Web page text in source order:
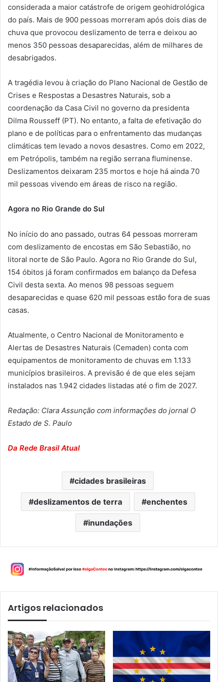
considerada a maior catástrofe de origem geohidrológica
do país. Mais de 900 pessoas morreram após dois dias de
chuva que provocou deslizamento de terra e deixou ao
menos 350 pessoas desaparecidas, além de milhares de
desabrigados.
A tragédia levou à criação do Plano Nacional de Gestão de
Crises e Respostas a Desastres Naturais, sob a
coordenação da Casa Civil no governo da presidenta
Dilma Rousseff (PT). No entanto, a falta de efetivação do
plano e de políticas para o enfrentamento das mudanças
climáticas tem levado a novos desastres. Como em 2022,
em Petrópolis, também na região serrana fluminense.
Deslizamentos deixaram 235 mortos e hoje há ainda 70
mil pessoas vivendo em áreas de risco na região.
Agora no Rio Grande do Sul
No início do ano passado, outras 64 pessoas morreram
com deslizamento de encostas em São Sebastião, no
litoral norte de São Paulo. Agora no Rio Grande do Sul,
154 óbitos já foram confirmados em balanço da Defesa
Civil desta sexta. Ao menos 98 pessoas seguem
desaparecidas e quase 620 mil pessoas estão fora de suas
casas.
Atualmente, o Centro Nacional de Monitoramento e
Alertas de Desastres Naturais (Cemaden) conta com
equipamentos de monitoramento de chuvas em 1.133
municípios brasileiros. A previsão é de que eles sejam
instalados nas 1.942 cidades listadas até o fim de 2027.
Redação: Clara Assunção com informações do jornal O
Estado de S. Paulo
Da Rede Brasil Atual
cidades brasileiras
deslizamentos de terra enchentes
inundações
Artigos relacionados